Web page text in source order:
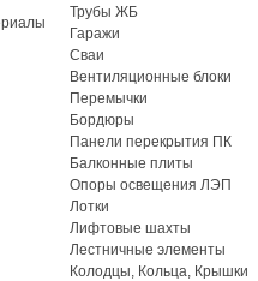
Трубы ЖБ
Гаражи
Сваи
Вентиляционные блоки
Перемычки
Бордюры
Панели перекрытия ПК
Балконные плиты
Опоры освещения ЛЭП
Лотки
Лифтовые шахты
Лестничные элементы
Колодцы, Кольца, Крышки